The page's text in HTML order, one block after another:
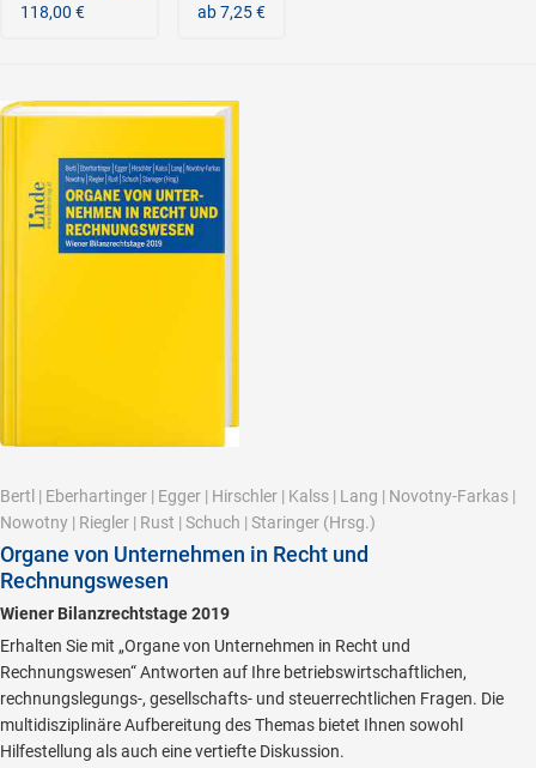
118,00 €
ab 7,25 €
Bertl | Eberhartinger | Egger | Hirschler | Kalss | Lang | Novotny-Farkas |
Nowotny | Riegler | Rust | Schuch | Staringer (Hrsg.)
Organe von Unternehmen in Recht und
Rechnungswesen
Wiener Bilanzrechtstage 2019
Erhalten Sie mit „Organe von Unternehmen in Recht und
Rechnungswesen“ Antworten auf Ihre betriebswirtschaftlichen,
rechnungslegungs-, gesellschafts- und steuerrechtlichen Fragen. Die
multidisziplinäre Aufbereitung des Themas bietet Ihnen sowohl
Hilfestellung als auch eine vertiefte Diskussion.